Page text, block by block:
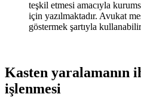
teşkil etmesi amacıyla
için yazılmaktadır. Avukat
göstermek şartıyla
Kasten yaralamanın
işlenmesi